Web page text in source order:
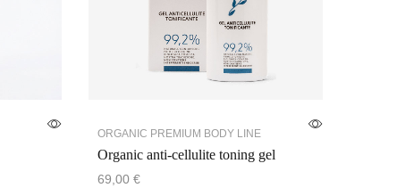
ORGANIC PREMIUM BODY LINE
Organic anti-cellulite toning gel
69,00 €